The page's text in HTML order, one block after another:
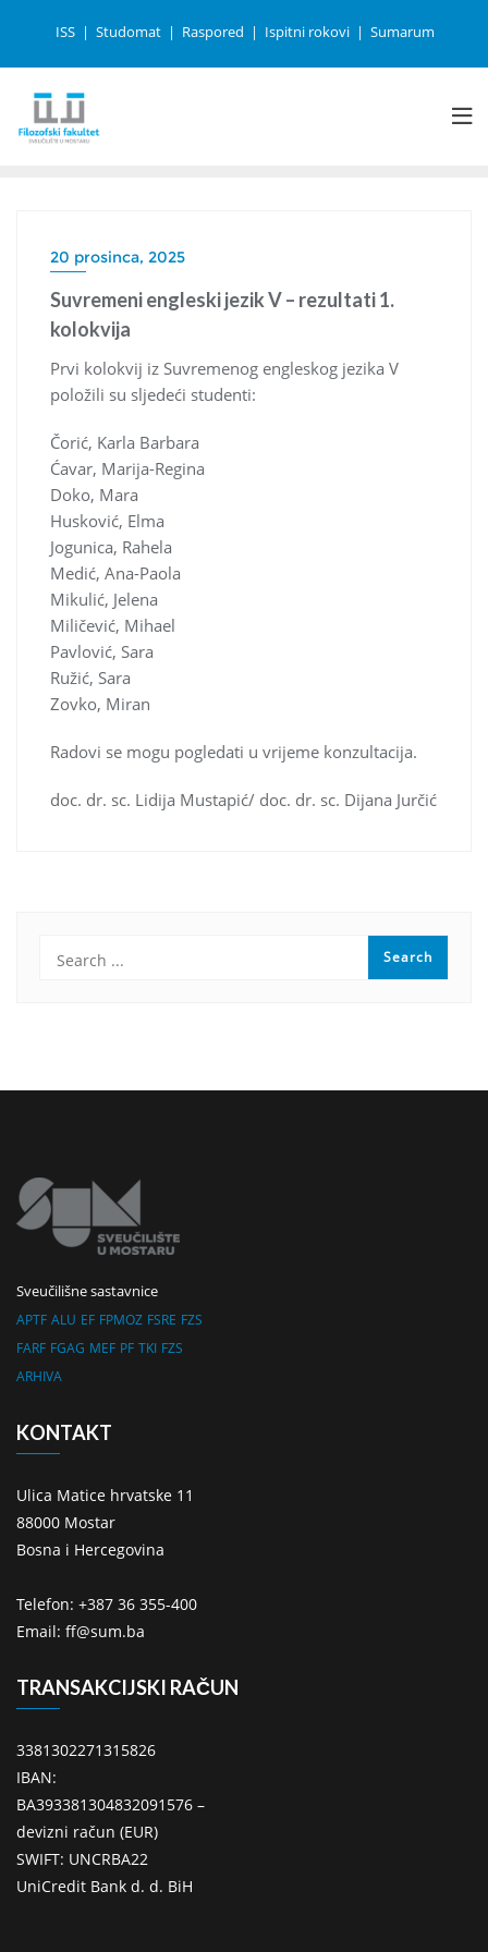
ISS Studomat Raspored Ispitni rokovi Sumarum
20 prosinca, 2025
Suvremeni engleski jezik V – rezultati 1.
kolokvija
Prvi kolokvij iz Suvremenog engleskog jezika V
položili su sljedeći studenti:
Čorić, Karla Barbara
Ćavar, Marija-Regina
Doko, Mara
Husković, Elma
Jogunica, Rahela
Medić, Ana-Paola
Mikulić, Jelena
Miličević, Mihael
Pavlović, Sara
Ružić, Sara
Zovko, Miran
Radovi se mogu pogledati u vrijeme konzultacija.
doc. dr. sc. Lidija Mustapić/ doc. dr. sc. Dijana Jurčić
Sveučilišne sastavnice
APTF ALU EF FPMOZ FSRE FZS
FARF FGAG MEF PF TKI FZS
ARHIVA
KONTAKT
Ulica Matice hrvatske 11
88000 Mostar
Bosna i Hercegovina
Telefon: +387 36 355-400
Email: ff@sum.ba
TRANSAKCIJSKI RAČUN
3381302271315826
IBAN:
BA393381304832091576 –
devizni račun (EUR)
SWIFT: UNCRBA22
UniCredit Bank d. d. BiH